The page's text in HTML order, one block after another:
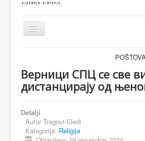
Isključi
navigaciju
VESTI
KULTURA
MAGAZIN
Верници СПЦ се све
дистанцирају од
Detalji
Autor Tragovi-Sledi
Kategorija: Religija